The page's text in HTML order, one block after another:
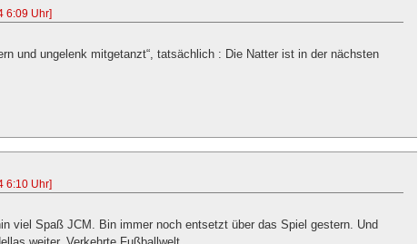
6:09 Uhr]
und ungelenk mitgetanzt“, tatsächlich : Die Natter ist in der nächsten
6:10 Uhr]
viel Spaß JCM. Bin immer noch entsetzt über das Spiel gestern. Und